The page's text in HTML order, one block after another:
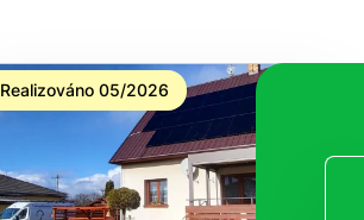
Realizováno 05/2026